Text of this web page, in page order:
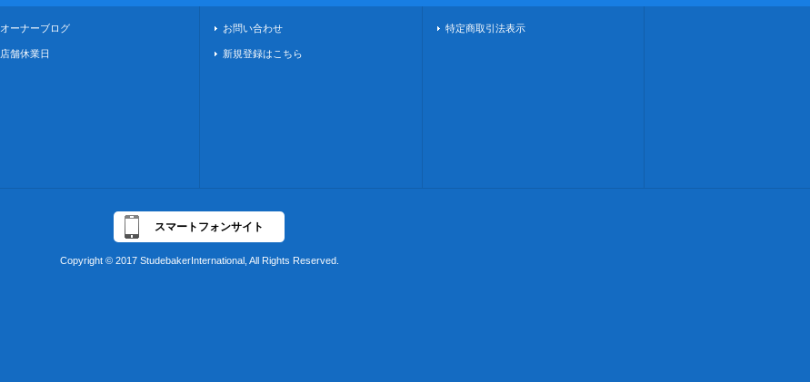
オーナーブログ
店舗休業日
お問い合わせ
新規登録はこちら
特定商取引法表示
スマートフォンサイト
Copyright © 2017 StudebakerInternational, All Rights Reserved.